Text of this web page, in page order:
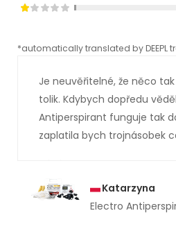
*automatically translated by DEEPL
Je neuvěřitelné, že něco
tolik. Kdybych dopředu
Antiperspirant funguje tak
zaplatila bych trojnásobek
Katarzyna
Electro